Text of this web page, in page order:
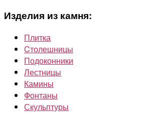
Изделия из камня:
Плитка
Cтолешницы
Подоконники
Лестницы
Камины
Фонтаны
Скульптуры